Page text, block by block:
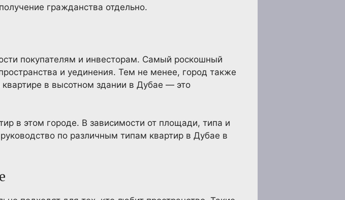
гражданства отдельно.
покупателям и инвесторам. Самый роскошный
и уединения. Тем не менее, город также
в высотном здании в Дубае — это
в этом городе. В зависимости от площади, типа и
по различным типам квартир в Дубае в